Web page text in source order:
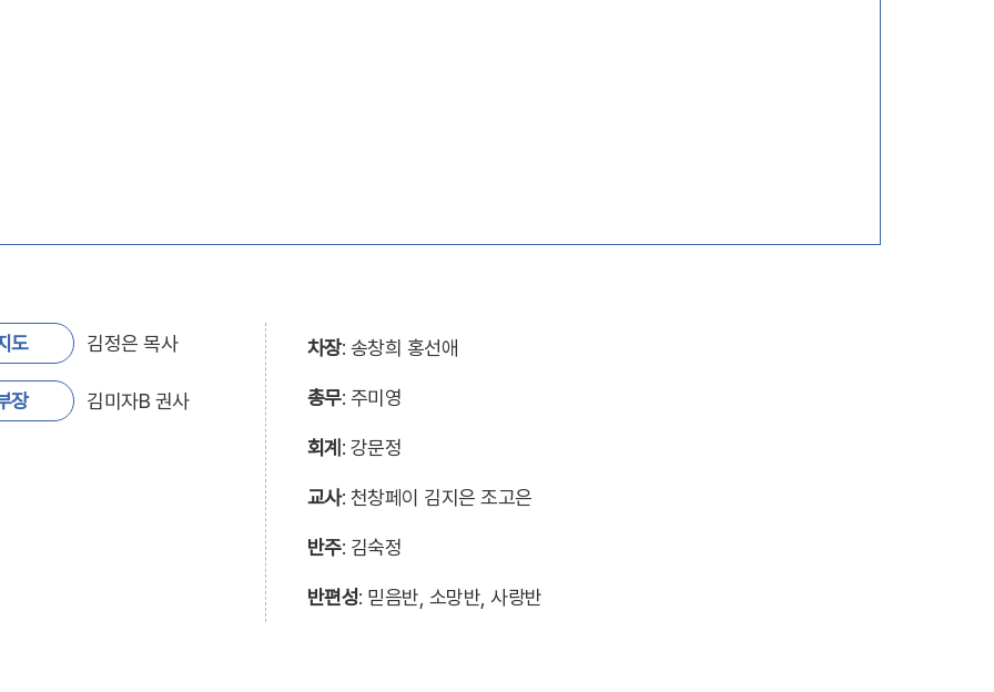
도 김정은 목사
장 김미자B 권사
차장: 송창희 홍선애
총무: 주미영
회계 : 강문정
교사: 천창페이 김지은 조고은
반주: 김숙정
반편성: 믿음반, 소망반, 사랑반